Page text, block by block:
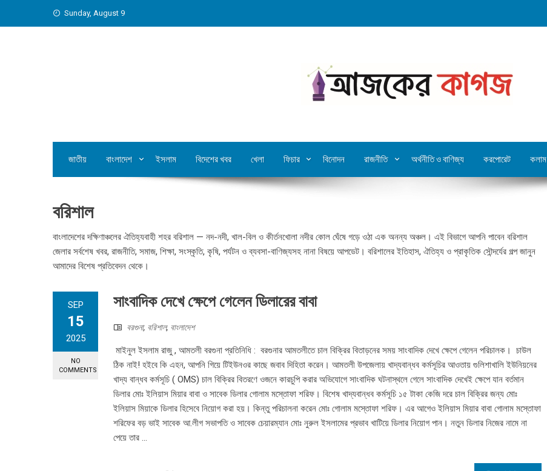
Sunday, August 9
জাতীয় বাংলাদেশ ইসলাম বিদেশের খবর খেলা ফিচার বিনোদন রাজনীতি অর্থনীতি ও বাণিজ্য করপোরেট কলাম
বরিশাল
বাংলাদেশের দক্ষিণাঞ্চলের ঐতিহ্যবাহী শহর বরিশাল — নদ-নদী, খাল-বিল ও কীর্তনখোলা নদীর কোল ঘেঁষে গড়ে ওঠা এক অনন্য অঞ্চল। এই বিভাগে আপনি পাবেন বরিশাল
জেলার সর্বশেষ খবর, রাজনীতি, সমাজ, শিক্ষা, সংস্কৃতি, কৃষি, পর্যটন ও ব্যবসা-বাণিজ্যসহ নানা বিষয়ে আপডেট। বরিশালের ইতিহাস, ঐতিহ্য ও প্রাকৃতিক সৌন্দর্যের গল্প জানুন
আমাদের বিশেষ প্রতিবেদন থেকে।
SEP
15
2025
NO
COMMENTS
সাংবাদিক দেখে ক্ষেপে গেলেন ডিলারের বাবা
বরগুনা, বরিশাল, বাংলাদেশ
মাইনুল ইসলাম রাজু , আমতলী বরগুনা প্রতিনিধি : বরগুনার আমতলীতে চাল বিক্রির বিতাড়নের সময় সাংবাদিক দেখে ক্ষেপে গেলেন পরিচালক। চাউল
ঠিক নাই! হইবে কি এহন, আপনি গিয়ে টিইউনওর কাছে জবাব দিহিতা করেন। আমতলী উপজেলায় খাদ্যবান্ধব কর্মসূচির আওতায় গুলিশাখালি ইউনিয়নের
খাদ্য বান্ধব কর্মসূচি ( OMS) চাল বিক্রির বিতরণে ওজনে কারচুপি করার অভিযোগে সাংবাদিক ঘটনাস্থলে গেলে সাংবাদিক দেখেই ক্ষেপে যান বর্তমান
ডিলার মোঃ ইলিয়াস মিয়ার বাবা ও সাবেক ডিলার গোলাম মস্তোফা শরিফ। বিশেষ খাদ্যবান্ধব কর্মসূচি ১৫ টাকা কেজি দরে চাল বিক্রির জন্য মোঃ
ইলিয়াস মিয়াকে ডিলার হিসেবে নিয়োগ করা হয়। কিন্তু পরিচালনা করেন মোঃ গোলাম মস্তোফা শরিফ। এর আগেও ইলিয়াস মিয়ার বাবা গোলাম মস্তোফা
শরিফের বড় ভাই সাবেক আ.লীগ সভাপতি ও সাবেক চেয়ারম্যান মোঃ নুরুল ইসলামের প্রভাব খাটিয়ে ডিলার নিয়োগ পান। নতুন ডিলার নিজের নামে না
পেয়ে তার ...